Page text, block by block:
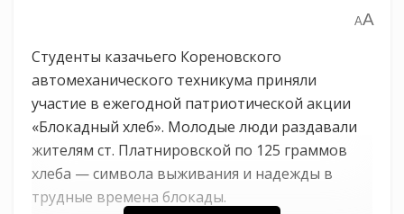
AA
Студенты казачьего Кореновского
автомеханического техникума приняли
участие в ежегодной патриотической акции
«Блокадный хлеб». Молодые люди раздавали
жителям ст. Платнировской по 125 граммов
хлеба — символа выживания и надежды в
трудные времена блокады.